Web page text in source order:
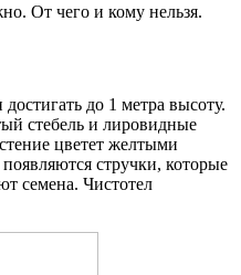
От чего и кому нельзя.
до 1 метра высоту.
стебель и лировидные
цветет желтыми
стручки, которые
семена. Чистотел